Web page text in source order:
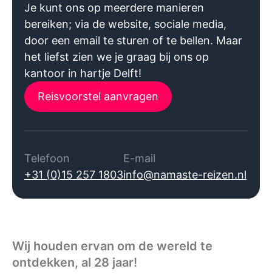
Je kunt ons op meerdere manieren
bereiken; via de website, sociale media,
door een email te sturen of te bellen. Maar
het liefst zien we je graag bij ons op
kantoor in hartje Delft!
Reisvoorstel aanvragen
Telefoon
+31 (0)15 257 1803
E-mail
info@namaste-reizen.nl
Wij houden ervan om de wereld te
ontdekken, al 28 jaar!